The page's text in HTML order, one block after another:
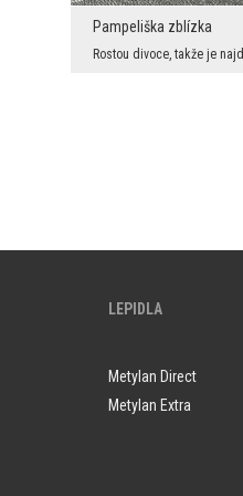
Pampeliška zblízka
LEPIDLA
Metylan Direct
Metylan Extra